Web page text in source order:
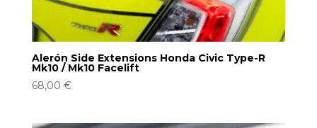
Alerón Side Extensions Honda Civic Type-R
Mk10 / Mk10 Facelift
68,00 €